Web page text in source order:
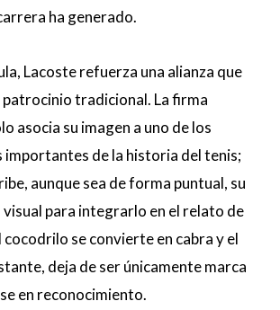
ha generado.
Lacoste refuerza una alianza que
patrocinio tradicional. La firma
asocia su imagen a uno de los
importantes de la historia del tenis;
aunque sea de forma puntual, su
para integrarlo en el relato de
cocodrilo se convierte en cabra y el
deja de ser únicamente marca
en reconocimiento.